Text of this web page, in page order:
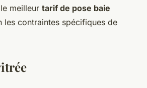
meilleur tarif de pose baie
les contraintes spécifiques de